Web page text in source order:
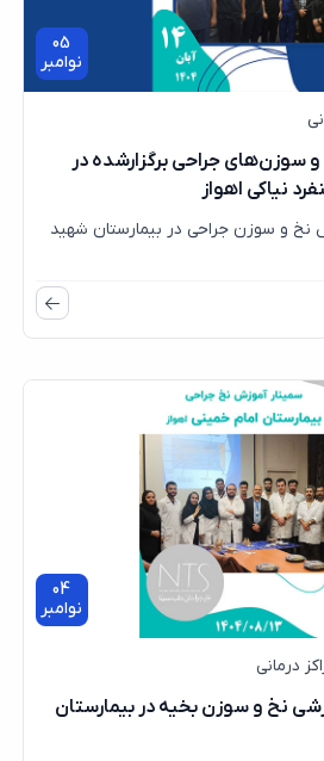
05
نوامبر
سوزن‌های جراحی برگزارشده در
نیاکی اهواز
نخ و سوزن جراحی در بیمارستان شهید
04
نوامبر
درمانی
نخ و سوزن بخیه در بیمارستان